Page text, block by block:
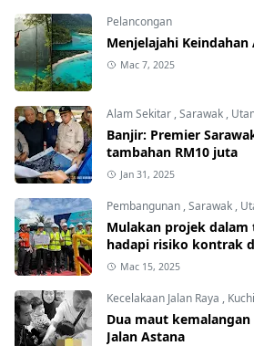
Pelancongan
Menjelajahi Keindahan
Mac 7, 2025
Alam Sekitar ,Sarawak ,
Banjir: Premier
tambahan RM10 juta
Jan 31, 2025
Pembangunan ,Sarawak ,
Mulakan projek
hadapi risiko kontrak
Mac 15, 2025
Kecelakaan Jalan Raya ,
Dua maut
Jalan Astana